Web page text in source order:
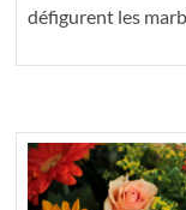
défigurent les